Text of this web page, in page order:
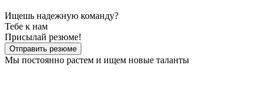
Ищешь надежную команду?
Тебе к нам
Присылай резюме!
Отправить резюме
Мы постоянно растем и ищем новые таланты